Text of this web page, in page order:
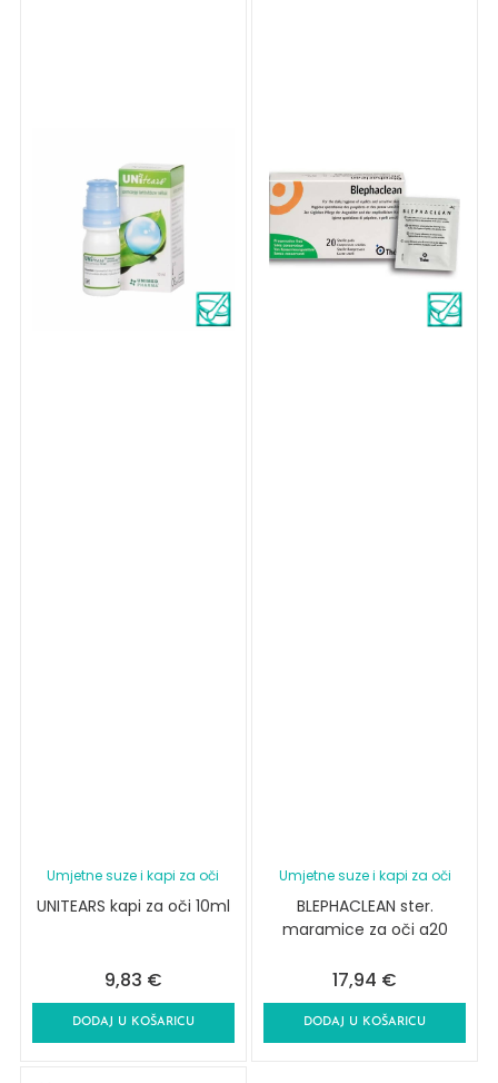
Umjetne suze i kapi za oči
UNITEARS kapi za oči 10ml
9,83 €
DODAJ U KOŠARICU
Umjetne suze i kapi za oči
BLEPHACLEAN ster.
maramice za oči a20
17,94 €
DODAJ U KOŠARICU